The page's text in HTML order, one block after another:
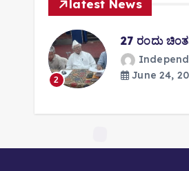
i
o
n
latest News
2
27 ರಂದು
June 24,